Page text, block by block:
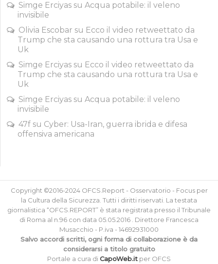
Simge Erciyas su Acqua potabile: il veleno
invisibile
Olivia Escobar su Ecco il video retweettato da
Trump che sta causando una rottura tra Usa e
Uk
Simge Erciyas su Ecco il video retweettato da
Trump che sta causando una rottura tra Usa e
Uk
Simge Erciyas su Acqua potabile: il veleno
invisibile
47f su Cyber: Usa-Iran, guerra ibrida e difesa
offensiva americana
Copyright ©2016-2024 OFCS.Report - Osservatorio - Focus per
la Cultura della Sicurezza. Tutti i diritti riservati. La testata
giornalistica “OFCS.REPORT” è stata registrata presso il Tribunale
di Roma al n.96 con data 05.05.2016 . Direttore Francesca
Musacchio - P.iva - 14692931000
Salvo accordi scritti, ogni forma di collaborazione è da
considerarsi a titolo gratuito
Portale a cura diCapoWeb.it per OFCS